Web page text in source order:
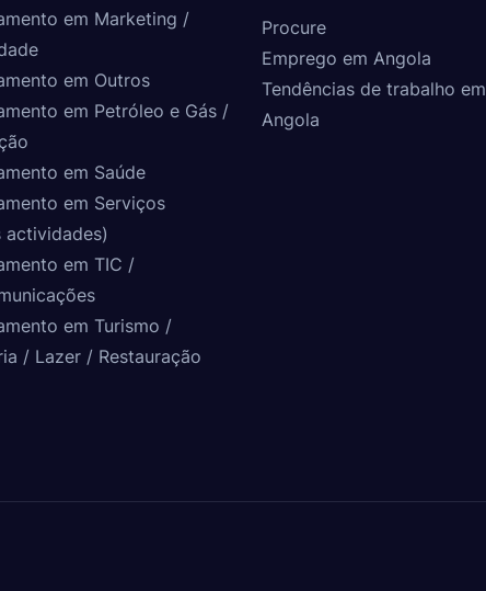
em Marketing /
em Outros
em Petróleo e Gás /
em Saúde
em Serviços
actividades)
em TIC /
em Turismo /
/ Lazer / Restauração
Procure
Emprego em Angola
Tendências de trabalho em
Angola